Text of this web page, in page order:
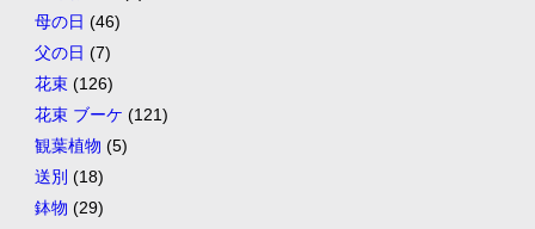
母の日 (46)
父の日 (7)
花束(126)
花束 ブーケ (121)
観葉植物 (5)
送別 (18)
鉢物 (29)